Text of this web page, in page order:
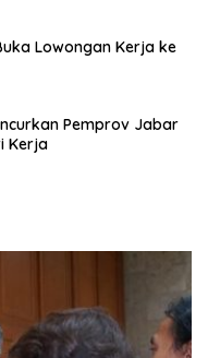
Lowongan Kerja ke
Pemprov Jabar
Kerja